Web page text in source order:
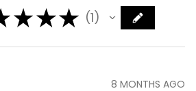
★★★ 1
8 MONTHS AGO